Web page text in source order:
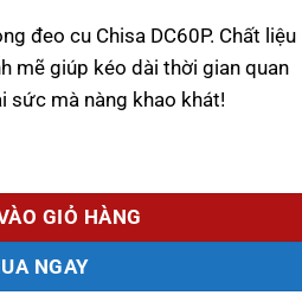
₫.
đeo cu Chisa DC60P. Chất liệu
mẽ giúp kéo dài thời gian quan
sức mà nàng khao khát!
GIỎ HÀNG
NGAY